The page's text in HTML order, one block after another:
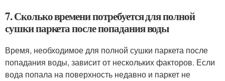
7. Сколько времени потребуется для полной
сушки паркета после попадания воды
Время, необходимое для полной сушки паркета после
попадания воды, зависит от нескольких факторов. Если
вода попала на поверхность недавно и паркет не